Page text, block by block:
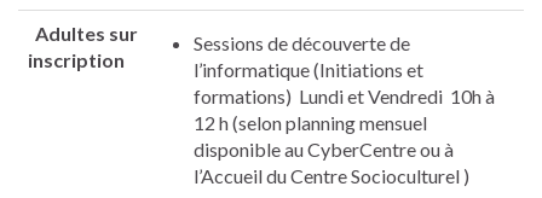
Adultes sur
inscription
Sessions de découverte de
l’informatique (Initiations et
formations) Lundi et Vendredi 10h à
12 h (selon planning mensuel
disponible au CyberCentre ou à
l’Accueil du Centre Socioculturel )